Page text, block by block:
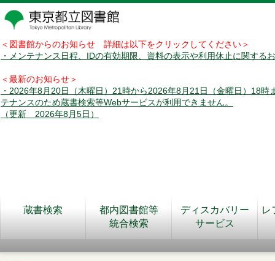
＜図書館からのお知らせ 詳細は以下をクリックしてください＞
・メンテナンス日程、IDの有効期限、資料の表示や利用休止に関する
＜最新のお知らせ＞
・2026年8月20日（木曜日）21時から2026年8月21日（金曜日）18時
テナンスのため蔵書検索等Webサービスが利用できません。
（更新 2026年8月5日）
蔵書検索
都内図書館等
統合検索
ディスカバリー
サービス
レ